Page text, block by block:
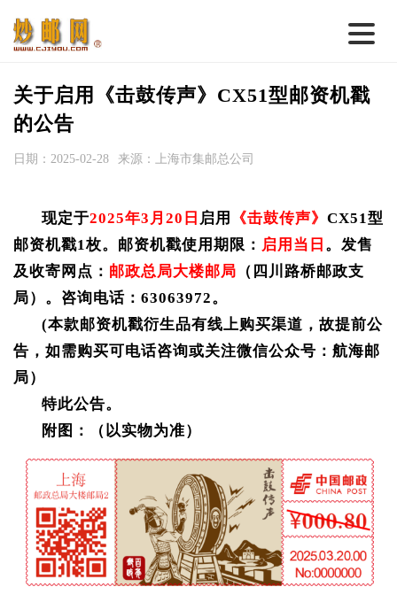
首 页
钱币行情
热点话题
邮币卡苑
实战论坛
新品预告
关于启用《击鼓传声》CX51型邮资机戳
的公告
日期：2025-02-28 来源：上海市集邮总公司
现定于2025年3月20日 启用 《击鼓传声》 CX51型
邮资机戳1枚。邮资机戳使用期限： 启用当日 。发售
及收寄网点： 邮政总局大楼邮局 （四川路桥邮政支
局）。咨询电话：63063972。
(本款邮资机戳衍生品有线上购买渠道，故提前公
告，如需购买可电话咨询或关注微信公众号：航海邮
局）
特此公告。
附图：（以实物为准）